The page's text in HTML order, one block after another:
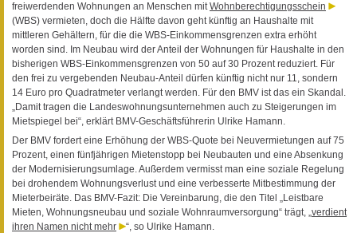
freiwerdenden Wohnungen an Menschen mitWohnberechtigungsschein
(WBS) vermieten, doch die Hälfte davon geht künftig an Haushalte mit
mittleren Gehältern, für die die WBS-Einkommensgrenzen extra erhöht
worden sind. Im Neubau wird der Anteil der Wohnungen für Haushalte in den
bisherigen WBS-Einkommensgrenzen von 50 auf 30 Prozent reduziert. Für
den frei zu vergebenden Neubau-Anteil dürfen künftig nicht nur 11, sondern
14 Euro pro Quadratmeter verlangt werden. Für den BMV ist das ein Skandal.
„Damit tragen die Landeswohnungsunternehmen auch zu Steigerungen im
Mietspiegel bei“, erklärt BMV-Geschäftsführerin Ulrike Hamann.
Der BMV fordert eine Erhöhung der WBS-Quote bei Neuvermietungen auf 75
Prozent, einen fünfjährigen Mietenstopp bei Neubauten und eine Absenkung
der Modernisierungsumlage. Außerdem vermisst man eine soziale Regelung
bei drohendem Wohnungsverlust und eine verbesserte Mitbestimmung der
Mieterbeiräte. Das BMV-Fazit: Die Vereinbarung, die den Titel „Leistbare
Mieten, Wohnungsneubau und soziale Wohnraumversorgung“ trägt, „verdient
ihren Namen nicht mehr
“, so Ulrike Hamann.